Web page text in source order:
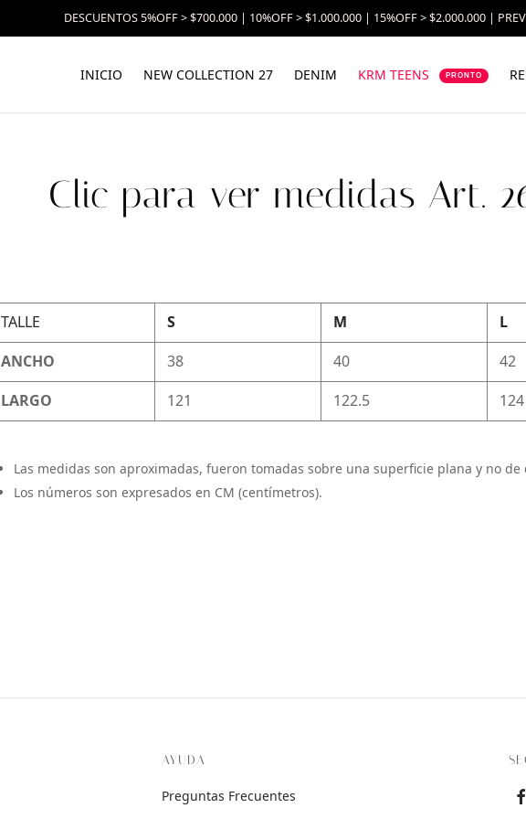
DESCUENTOS 5%OFF > $700.000 | 10%OFF > $1.000.000 | 15%OFF > $2.000.000 |
INICIO NEW COLLECTION 27 DENIM KRM TEENS PRONTO
Clic para ver medidas Art.
TALLE S M
L
ANCHO
38 40
42
LARGO
121 122.5 124
Las medidas son aproximadas, fueron tomadas sobre una superficie plana y no de
Los números son expresados en CM (centímetros).
AYUDA
Preguntas Frecuentes